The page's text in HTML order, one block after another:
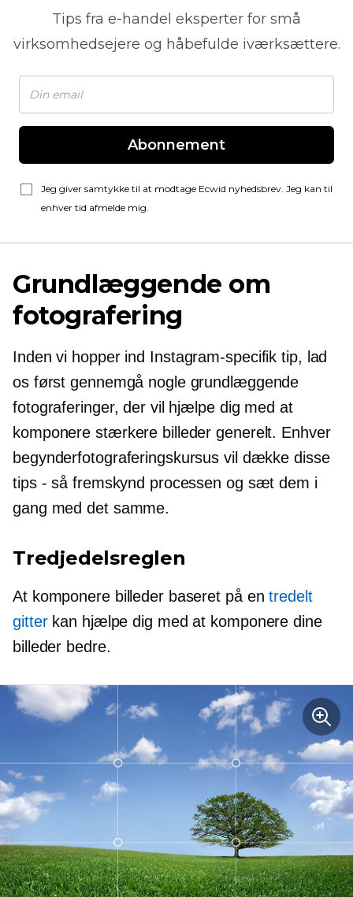
Tips fra e-handel eksperter for små
virksomhedsejere og håbefulde iværksættere.
Abonnement
Jeg giver samtykke til at modtage Ecwid nyhedsbrev. Jeg kan til
enhver tid afmelde mig.
Grundlæggende om
fotografering
Inden vi hopper ind Instagram-specifik tip, lad
os først gennemgå nogle grundlæggende
fotograferinger, der vil hjælpe dig med at
komponere stærkere billeder generelt. Enhver
begynderfotograferingskursus vil dække disse
tips - så fremskynd processen og sæt dem i
gang med det samme.
Tredjedelsreglen
At komponere billeder baseret på entredelt
gitterkan hjælpe dig med at komponere dine
billeder bedre.